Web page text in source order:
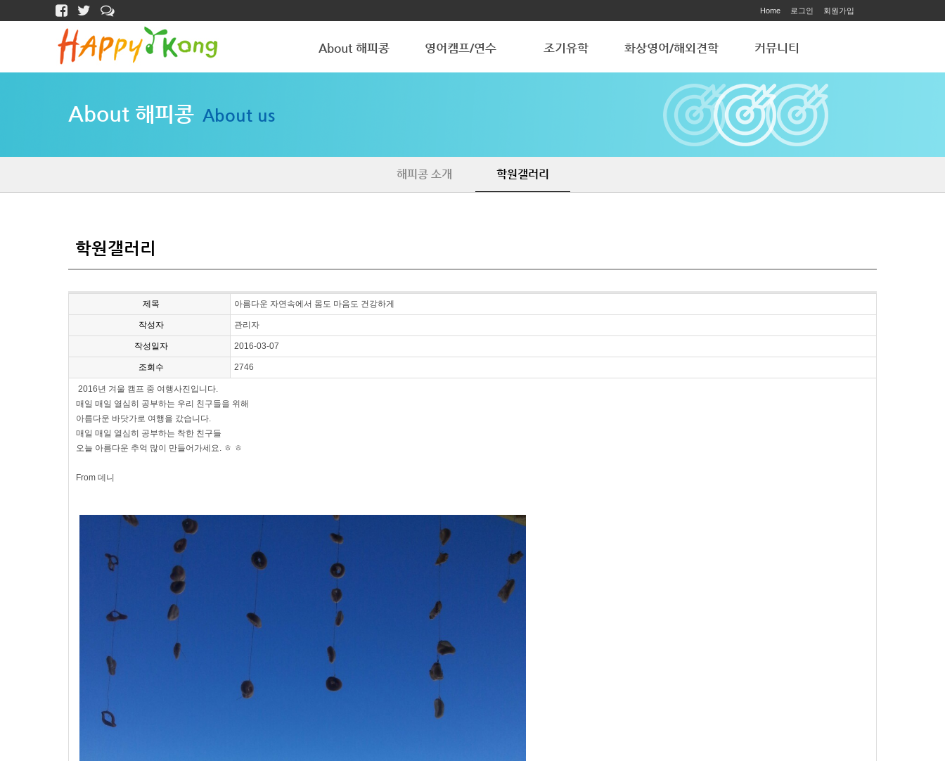
Home 로그인 회원가입
About 해피콩 영어캠프/연수 조기유학 화상영어/해외견학
해외 학습견학
커뮤니티
공지사항
ART ACADEMY
About 해피콩 About us
해피콩 소개 학원갤러리
학원갤러리
제목 아름다운 자연속에서 몸도 마음도 건강하게
작성자 관리자
작성일자 2016-03-07
조회수 2746
2016년 겨울 캠프 중 여행사진입니다.
매일 매일 열심히 공부하는 우리 친구들을 위해
아름다운 바닷가로 여행을 갔습니다.
매일 매일 열심히 공부하는 착한 친구들
오늘 아름다운 추억 많이 만들어가세요. ㅎ ㅎ
From 데니